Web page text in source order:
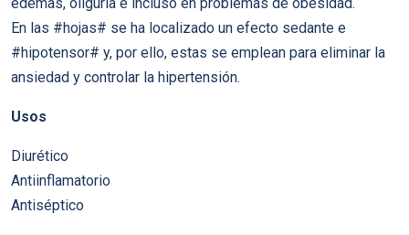
En las #hojas# se ha localizado un efecto sedante e
#hipotensor# y, por ello, estas se emplean para eliminar la
ansiedad y controlar la hipertensión.
Usos
Diurético
Antiinflamatorio
Antiséptico